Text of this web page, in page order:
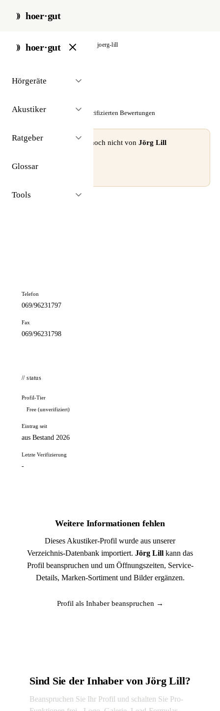
hoer·gut
hoer·gut
Hörgeräte
Akustiker
Ratgeber
Glossar
Tools
start / akustiker / frankfurt joerg-lill
Jörg Lill
☆☆☆☆☆ Noch keine verifizierten Bewertungen
⚠ Dieses Profil wurde noch nicht von Jörg Lill
Profil beanspruchen →
Telefon
069/96231797
Fax
069/96231798
// status
Profil-Tier
Free (unverifiziert)
Eintrag seit
aus Bestand 2026
Letzte Verifizierung
-
Weitere Informationen fehlen
Dieses Akustiker-Profil wurde aus unserer
Verzeichnis-Datenbank importiert. Jörg Lill kann das
Profil beanspruchen und um Öffnungszeiten, Service-
Details, Marken-Sortiment und Bilder ergänzen.
Profil als Inhaber beanspruchen →
Sind Sie der Inhaber von Jörg Lill?
Beanspruchen Sie Ihr Profil und schalten Sie Pro-